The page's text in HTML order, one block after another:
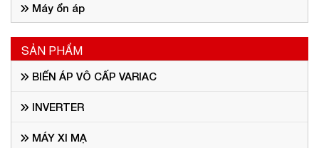
Máy ổn áp
SẢN PHẨM
BIẾN ÁP VÔ CẤP VARIAC
INVERTER
MÁY XI MẠ